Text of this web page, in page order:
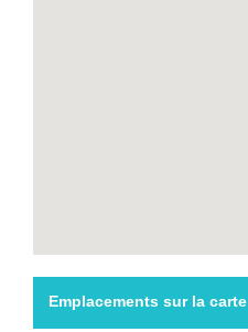
Emplacements sur la carte